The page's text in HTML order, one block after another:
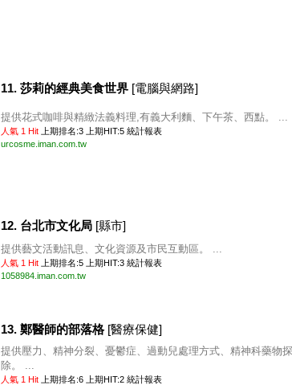
11. 莎莉的經典美食世界 [電腦與網路]
提供花式咖啡與精緻法義料理,有義大利麵、下午茶、西點。 ...
人氣 1 Hit 上期排名:3 上期HIT:5 統計報表
urcosme.iman.com.tw
12. 台北市文化局 [縣市]
提供藝文活動訊息、文化資源及市民互動區。 ...
人氣 1 Hit 上期排名:5 上期HIT:3 統計報表
1058984.iman.com.tw
13. 鄭醫師的部落格 [醫療保健]
提供壓力、精神分裂、憂鬱症、過動兒處理方式、精神科藥物
除。 ...
人氣 1 Hit 上期排名:6 上期HIT:2 統計報表